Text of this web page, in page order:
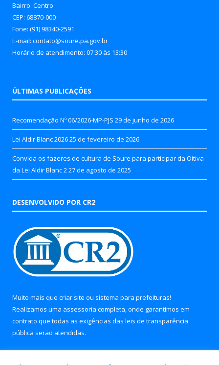
Bairro: Centro
CEP: 68870-000
Fone: (91) 98340-2591
E-mail: contato@soure.pa.gov.br
Horário de atendimento: 07:30 às 13:30
ÚLTIMAS PUBLICAÇÕES
Recomendação Nº 06/2026-MP-PJS 29 de junho de 2026
Lei Aldir Blanc 202625 de fevereiro de 2026
Convida os fazeres de cultura de Soure para participar da Oitiva
da Lei Aldir Blanc 2 27 de agosto de 2025
DESENVOLVIDO POR CR2
Muito mais que criar site ou sistema para prefeituras!
Realizamos uma assessoria completa, onde garantimos em
contrato que todas as exigências das leis de transparência
pública serão atendidas.